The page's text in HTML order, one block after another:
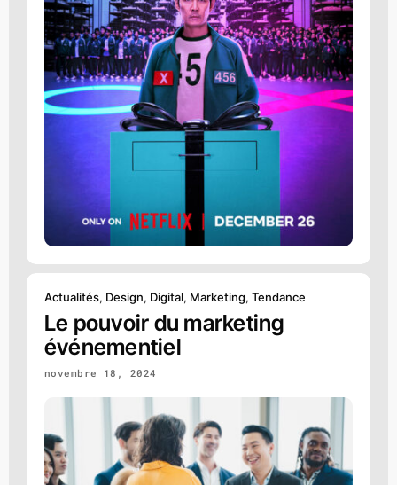
Actualités, Design, Digital, Marketing, Tendance
Le pouvoir du marketing
événementiel
novembre 18, 2024